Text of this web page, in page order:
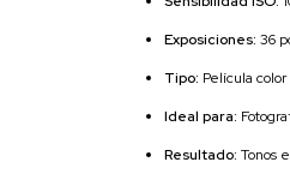
Exposiciones: 36
Tipo: Película
Ideal para:
Resultado: Tonos